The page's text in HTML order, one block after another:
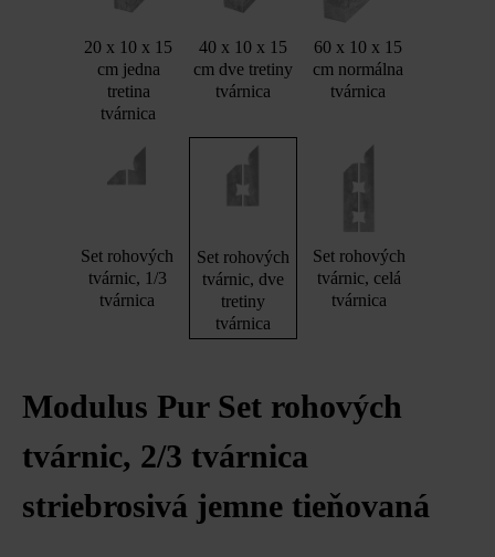
20 x 10 x 15
cm jedna
tretina
tvárnica
40 x 10 x 15
cm dve tretiny
tvárnica
60 x 10 x 15
cm normálna
tvárnica
Set rohových
tvárnic, 1/3
tvárnica
Set rohových
tvárnic, dve
tretiny
tvárnica
Set rohových
tvárnic, celá
tvárnica
Modulus Pur Set rohových
tvárnic, 2/3 tvárnica
striebrosivá jemne tieňovaná